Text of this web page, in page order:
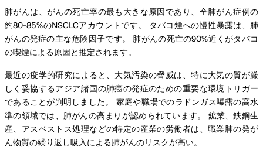
肺がんは、がんの死亡率の最も大きな原因であり、全肺がん症例の
約80-85%のNSCLCアカウントです。 タバコ煙への慢性暴露は、肺
がんの発症の主な危険因子です。 肺がんの死亡の90%近くがタバコ
の喫煙による原因と推定されます。
最近の疫学的研究によると、大気汚染の脅威は、特に大気の質が厳
しく妥協するアジア諸国の肺癌の発症のための重要な環境トリガー
であることが判明しました。 家庭や職場でのラドンガス曝露の高水
準の領域では、肺がんの高まりが認められています。 鉱業、鉄鋼生
産、アスベストス処理などの特定の産業の労働者は、職業肺の発が
ん物質の繰り返し吸入による肺がんのリスクが高い。